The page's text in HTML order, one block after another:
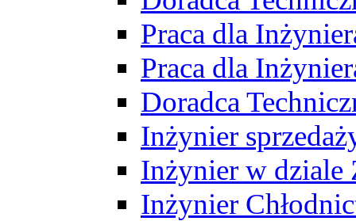
Praca dla
Praca dla
Doradca
Inżynier
Inżynier w dziale
Inżynier